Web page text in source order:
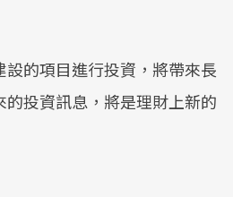
的項目進行投資，將帶來長
投資訊息，將是理財上新的